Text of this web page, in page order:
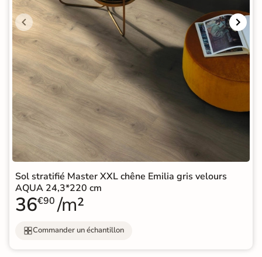
Sol stratifié Master XXL chêne Emilia gris velours
AQUA 24,3*220 cm
36€90 /m²
Commander un échantillon